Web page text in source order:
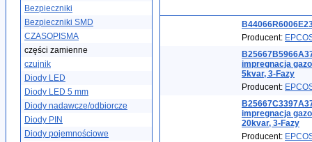
Bezpieczniki
Bezpieczniki SMD
CZASOPISMA
części zamienne
czujnik
Diody LED
Diody LED 5 mm
Diody nadawcze/odbiorcze
Diody PIN
Diody pojemnościowe
Producent:
impregnacja
5kvar, 3-Fazy
Producent:
impregnacja
20kvar, 3-Fazy
Producent: